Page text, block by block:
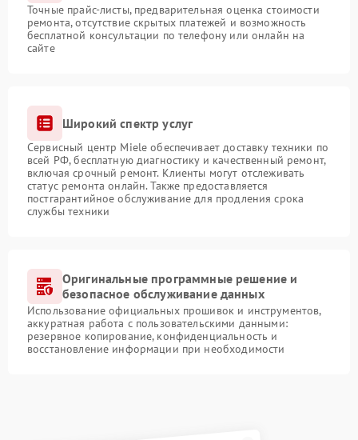
Точные прайс-листы, предварительная оценка стоимости
ремонта, отсутствие скрытых платежей и возможность
бесплатной консультации по телефону или онлайн на
сайте
Широкий спектр услуг
Сервисный центр Miele обеспечивает доставку техники по
всей РФ, бесплатную диагностику и качественный ремонт,
включая срочный ремонт. Клиенты могут отслеживать
статус ремонта онлайн. Также предоставляется
постгарантийное обслуживание для продления срока
службы техники
Оригинальные программные решение и
безопасное обслуживание данных
Использование официальных прошивок и инструментов,
аккуратная работа с пользовательскими данными:
резервное копирование, конфиденциальность и
восстановление информации при необходимости